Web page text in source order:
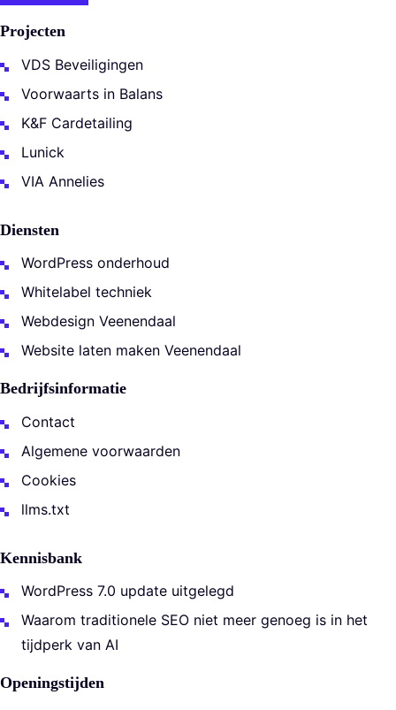
Projecten
VDS Beveiligingen
Voorwaarts in Balans
K&F Cardetailing
Lunick
VIA Annelies
Diensten
WordPress onderhoud
Whitelabel techniek
Webdesign Veenendaal
Website laten maken Veenendaal
Bedrijfsinformatie
Contact
Algemene voorwaarden
Cookies
llms.txt
Kennisbank
WordPress 7.0 update uitgelegd
Waarom traditionele SEO niet meer genoeg is in het
tijdperk van AI
Openingstijden